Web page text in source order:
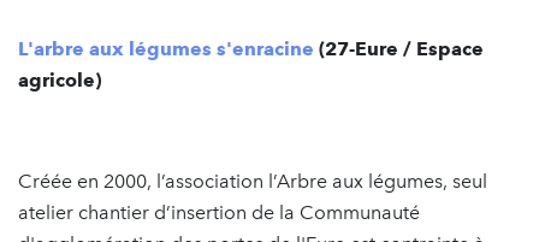
L'arbre aux légumes s'enracine (27-Eure / Espace
agricole)
Créée en 2000, l’association l’Arbre aux légumes, seul
atelier chantier d’insertion de la Communauté